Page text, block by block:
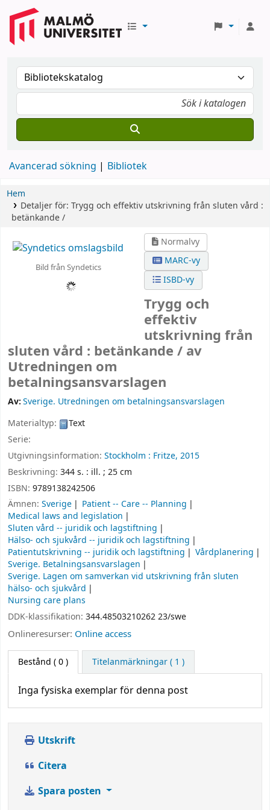
Avancerad sökning Bibliotek
Hem
Detaljer för: Trygg och effektiv utskrivning från sluten vård :
betänkande /
Bild från Syndetics
Normalvy
MARC-vy
ISBD-vy
Trygg och
effektiv
utskrivning från
sluten vård : betänkande / av
Utredningen om
betalningsansvarslagen
Av:Sverige. Utredningen om betalningsansvarslagen
Materialtyp:
Text
Serie:
Utgivningsinformation: Stockholm : Fritze, 2015
Beskrivning: 344 s. : ill. ; 25 cm
ISBN: 9789138242506
Ämnen: Sverige
Patient -- Care -- Planning
Medical laws and legislation
Sluten vård -- juridik och lagstiftning
Hälso- och sjukvård -- juridik och lagstiftning
Patientutskrivning -- juridik och lagstiftning
Vårdplanering
Sverige. Betalningsansvarslagen
Sverige. Lagen om samverkan vid utskrivning från sluten
hälso- och sjukvård
Nursing care plans
DDK-klassifikation: 344.48503210262 23/swe
Onlineresurser: Online access
Bestånd ( 0 ) Titelanmärkningar ( 1 )
Inga fysiska exemplar för denna post
Utskrift
Citera
Spara posten